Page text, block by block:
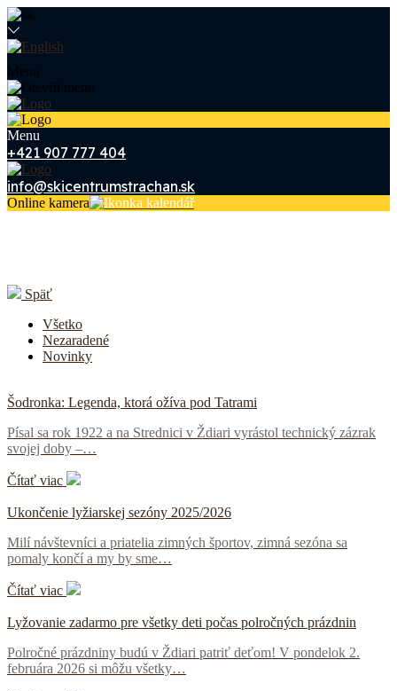
Menu
Menu
+421 907 777 404
info@skicentrumstrachan.sk
Online kamera
Späť
Všetko
Nezaradené
Novinky
Šodronka: Legenda, ktorá ožíva pod Tatrami
Písal sa rok 1922 a na Strednici v Ždiari vyrástol technický zázrak
svojej doby –…
Čítať viac
Ukončenie lyžiarskej sezóny 2025/2026
Milí návštevníci a priatelia zimných športov, zimná sezóna sa
pomaly končí a my by sme…
Čítať viac
Lyžovanie zadarmo pre všetky deti počas polročných prázdnin
Polročné prázdniny budú v Ždiari patriť deťom! V pondelok 2.
februára 2026 si môžu všetky…